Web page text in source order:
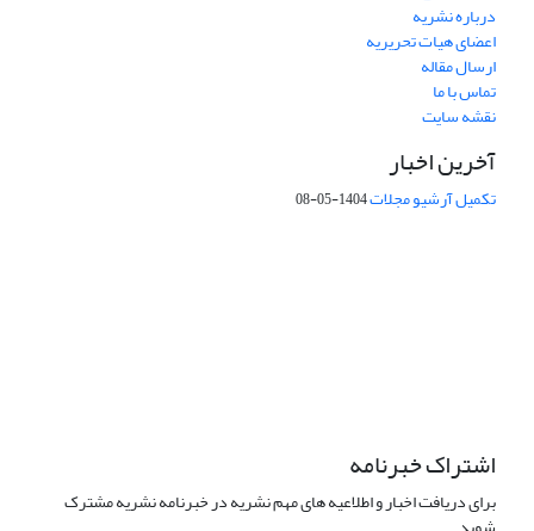
درباره نشریه
اعضای هیات تحریریه
ارسال مقاله
تماس با ما
نقشه سایت
آخرین اخبار
تکمیل آرشیو مجلات1404-05-08
اشتراک خبرنامه
برای دریافت اخبار و اطلاعیه های مهم نشریه در خبرنامه نشریه مشترک